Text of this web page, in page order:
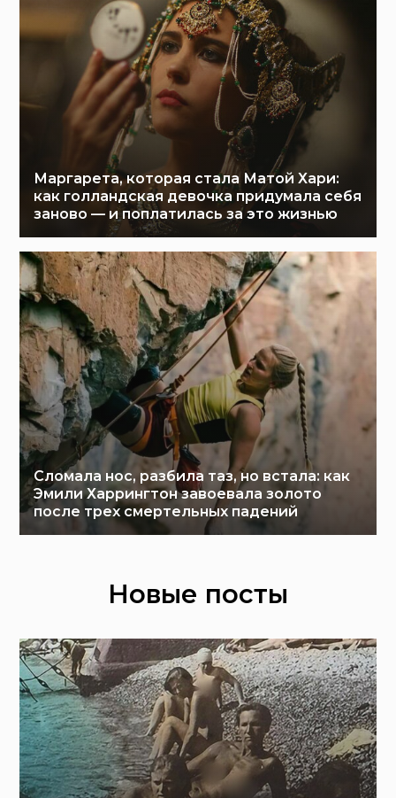
Маргарета, которая стала Матой Хари:
как голландская девочка придумала себя
заново — и поплатилась за это жизнью
Сломала нос, разбила таз, но встала: как
Эмили Харрингтон завоевала золото
после трех смертельных падений
Новые посты